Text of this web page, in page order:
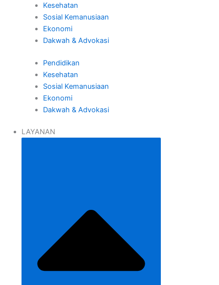
Kesehatan
Sosial Kemanusiaan
Ekonomi
Dakwah & Advokasi
Pendidikan
Kesehatan
Sosial Kemanusiaan
Ekonomi
Dakwah & Advokasi
LAYANAN